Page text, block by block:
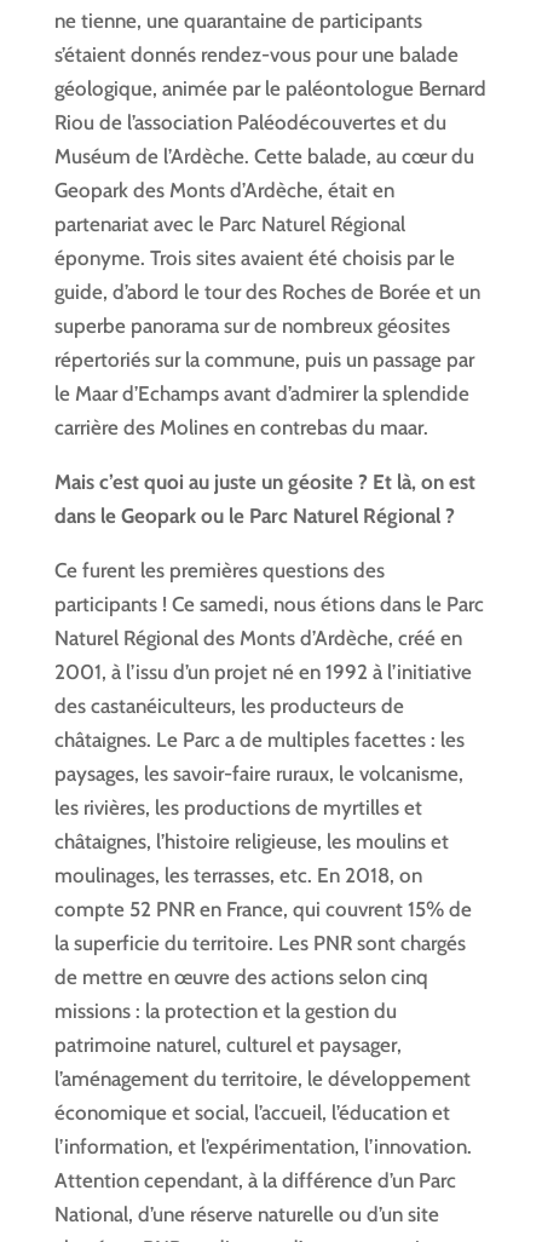
ne tienne, une quarantaine de participants
s’étaient donnés rendez-vous pour une balade
géologique, animée par le paléontologue Bernard
Riou de l’association Paléodécouvertes et du
Muséum de l’Ardèche. Cette balade, au cœur du
Geopark des Monts d’Ardèche, était en
partenariat avec le Parc Naturel Régional
éponyme. Trois sites avaient été choisis par le
guide, d’abord le tour des Roches de Borée et un
superbe panorama sur de nombreux géosites
répertoriés sur la commune, puis un passage par
le Maar d’Echamps avant d’admirer la splendide
carrière des Molines en contrebas du maar.
Mais c’est quoi au juste un géosite ? Et là, on est
dans le Geopark ou le Parc Naturel Régional ?
Ce furent les premières questions des
participants ! Ce samedi, nous étions dans le Parc
Naturel Régional des Monts d’Ardèche, créé en
2001, à l’issu d’un projet né en 1992 à l’initiative
des castanéiculteurs, les producteurs de
châtaignes. Le Parc a de multiples facettes : les
paysages, les savoir-faire ruraux, le volcanisme,
les rivières, les productions de myrtilles et
châtaignes, l’histoire religieuse, les moulins et
moulinages, les terrasses, etc. En 2018, on
compte 52 PNR en France, qui couvrent 15% de
la superficie du territoire. Les PNR sont chargés
de mettre en œuvre des actions selon cinq
missions : la protection et la gestion du
patrimoine naturel, culturel et paysager,
l’aménagement du territoire, le développement
économique et social, l’accueil, l’éducation et
l’information, et l’expérimentation, l’innovation.
Attention cependant, à la différence d’un Parc
National, d’une réserve naturelle ou d’un site